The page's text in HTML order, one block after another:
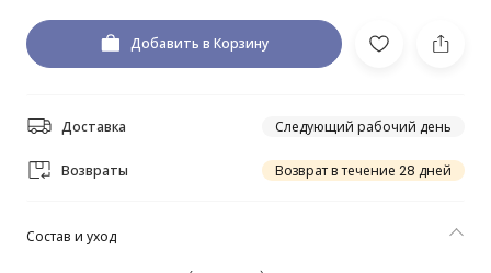
Добавить в Корзину
Доставка Следующий рабочий день
Возвраты Возврат в течение 28 дней
Состав и уход